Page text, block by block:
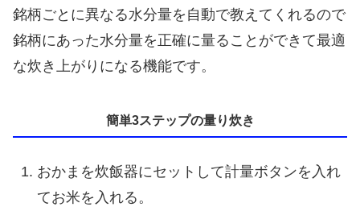
銘柄ごとに異なる水分量を自動で教えてくれるので
銘柄にあった水分量を正確に量ることができて最適
な炊き上がりになる機能です。
簡単3ステップの量り炊き
おかまを炊飯器にセットして計量ボタンを入れ
てお米を入れる。